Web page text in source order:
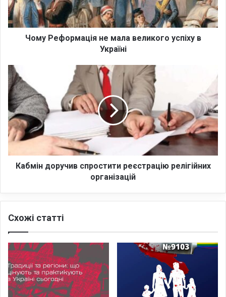
ф
о
р
і
я
н
е
м
а
л
а
в
г
с
п
і
х
у
Чому Реформація не мала великого успіху в
Україні
К
а
б
м
і
н
д
о
р
п
с
т
и
т
и
Кабмін доручив спростити реєстрацію релігійних
організацій
Схожі статті